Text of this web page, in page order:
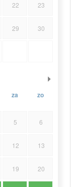
22 23
29 30
za zo
5 6
12 13
19 20